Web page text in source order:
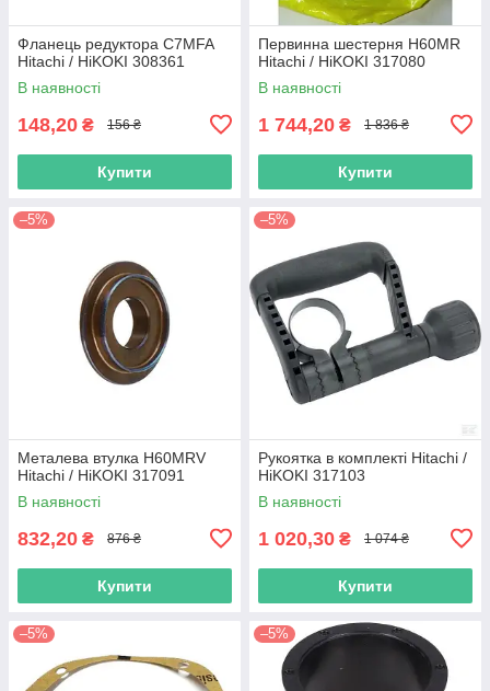
Фланець редуктора C7MFA
Hitachi / HiKOKI 308361
В наявності
148,20 ₴ 156 ₴
Купити
Первинна шестерня H60MR
Hitachi / HiKOKI 317080
В наявності
1 744,20 ₴ 1 836 ₴
Купити
–5%
Металева втулка H60MRV
Hitachi / HiKOKI 317091
В наявності
832,20 ₴ 876 ₴
Купити
–5%
Рукоятка в комплекті Hitachi /
HiKOKI 317103
В наявності
1 020,30 ₴ 1 074 ₴
Купити
–5% –5%